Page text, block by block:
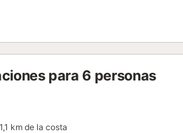
para 6 personas
1,1 km de la costa